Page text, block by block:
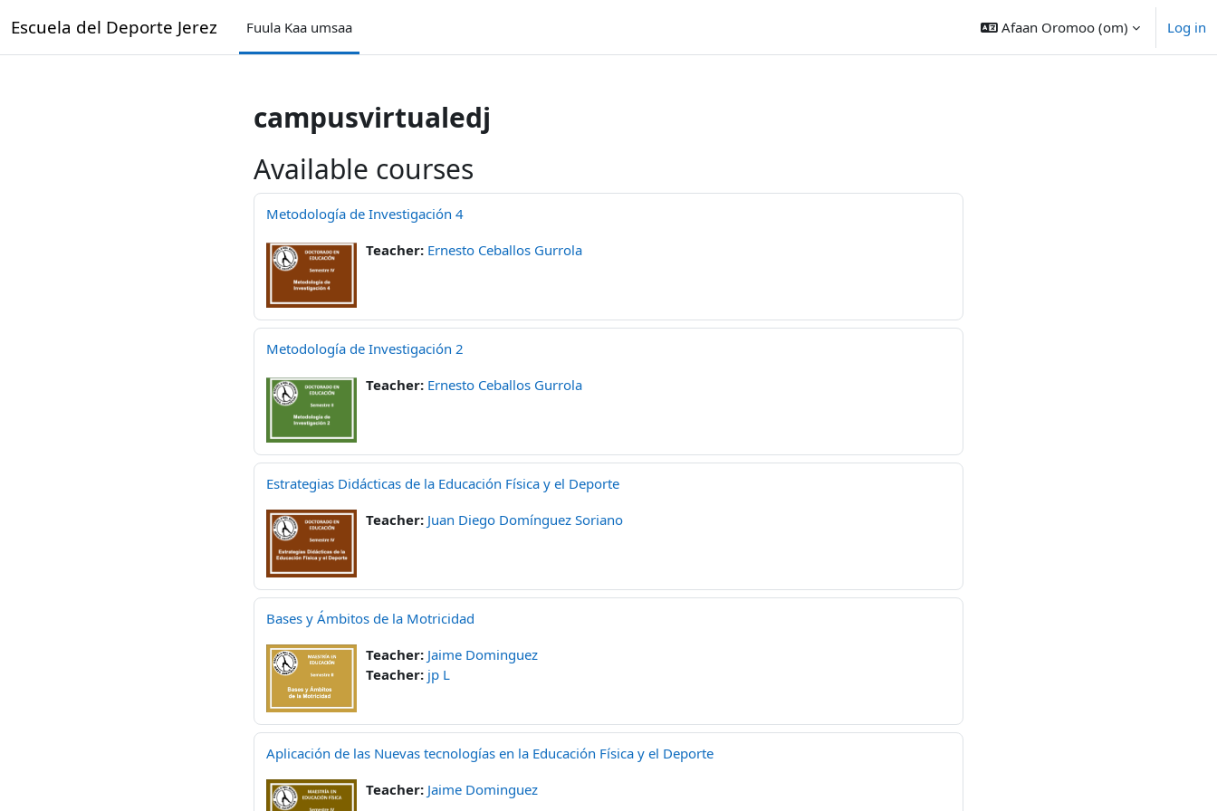
Escuela del Deporte Jerez Fuula Kaa umsaa Afaan Oromoo ‎(om)‎ Log in
campusvirtualedj
Available courses
Metodología de Investigación 4
Teacher: Ernesto Ceballos Gurrola
Metodología de Investigación 2
Teacher: Ernesto Ceballos Gurrola
Estrategias Didácticas de la Educación Física y el Deporte
Teacher: Juan Diego Domínguez Soriano
Bases y Ámbitos de la Motricidad
Teacher: Jaime Dominguez
Teacher: jp L
Aplicación de las Nuevas tecnologías en la Educación Física y el Deporte
Teacher: Jaime Dominguez